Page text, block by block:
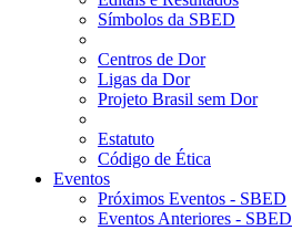
Símbolos da SBED
Centros de Dor
Ligas da Dor
Projeto Brasil sem Dor
Estatuto
Código de Ética
Eventos
Próximos Eventos - SBED
Eventos Anteriores - SBED